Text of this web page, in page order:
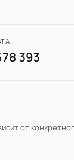
393
от